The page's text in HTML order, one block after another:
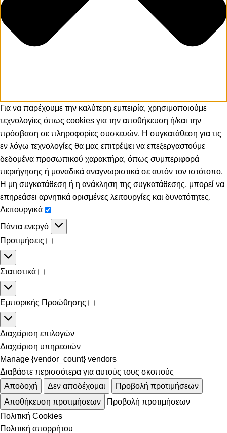
Για να παρέχουμε την καλύτερη εμπειρία, χρησιμοποιούμε
τεχνολογίες όπως cookies για την αποθήκευση ή/και την
πρόσβαση σε πληροφορίες συσκευών. Η συγκατάθεση για τις
εν λόγω τεχνολογίες θα μας επιτρέψει να επεξεργαστούμε
δεδομένα προσωπικού χαρακτήρα, όπως συμπεριφορά
περιήγησης ή μοναδικά αναγνωριστικά σε αυτόν τον ιστότοπο.
Η μη συγκατάθεση ή η ανάκληση της συγκατάθεσης, μπορεί να
επηρεάσει αρνητικά ορισμένες λειτουργίες και δυνατότητες.
Λειτουργικά
Πάντα ενεργό
Προτιμήσεις
Στατιστικά
Εμπορικής Προώθησης
Διαχείριση επιλογών
Διαχείριση υπηρεσιών
Manage {vendor_count} vendors
Διαβάστε περισσότερα για αυτούς τους σκοπούς
Αποδοχή
Δεν αποδέχομαι
Προβολή προτιμήσεων
Αποθήκευση προτιμήσεων
Προβολή προτιμήσεων
Πολιτική Cookies
Πολιτική απορρήτου